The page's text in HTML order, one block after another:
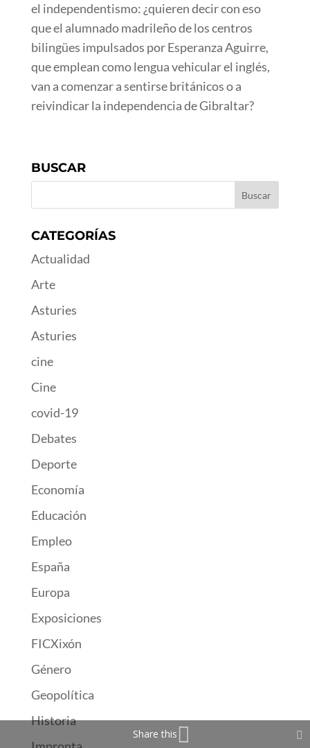
el independentismo: ¿quieren decir con eso
que el alumnado madrileño de los centros
bilingües impulsados por Esperanza Aguirre,
que emplean como lengua vehicular el inglés,
van a comenzar a sentirse británicos o a
reivindicar la independencia de Gibraltar?
BUSCAR
CATEGORÍAS
Actualidad
Arte
Asturies
Asturies
cine
Cine
covid-19
Debates
Deporte
Economía
Educación
Empleo
España
Europa
Exposiciones
FICXixón
Género
Geopolítica
Historia
Share this